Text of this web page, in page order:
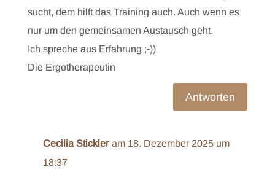
sucht, dem hilft das Training auch. Auch wenn es
nur um den gemeinsamen Austausch geht.
Ich spreche aus Erfahrung ;-))
Die Ergotherapeutin
Antworten
Cecilia Stickler am 18. Dezember 2025 um
18:37